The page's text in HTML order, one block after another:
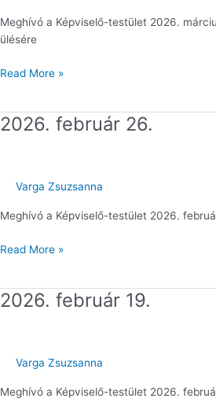
Meghívó a Képviselő-testület 2026.
ülésére
Read More »
2026. február 26.
Varga Zsuzsanna
Meghívó a Képviselő-testület 2026.
2026.
Read More »
2026. február 19.
Varga Zsuzsanna
Meghívó a Képviselő-testület 2026.
2026.